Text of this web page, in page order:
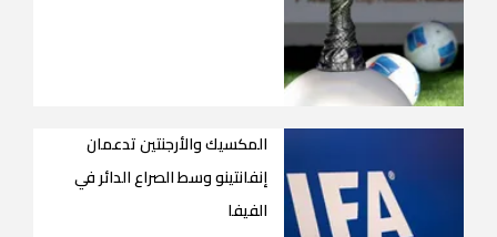
المكسيك والأرجنتين تدعمان
إنفانتينو وسط الصراع الدائر في
الفيفا